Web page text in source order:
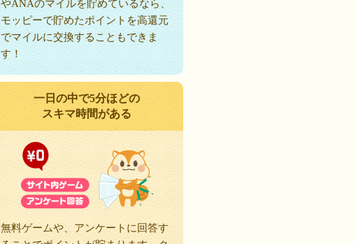
やANAのマイルを貯めているなら、
モッピーで貯めたポイントを高還元
でマイルに交換することもできま
す！
一日の中で5分ほどの
スキマ時間がある
無料ゲームや、アンケートに回答す